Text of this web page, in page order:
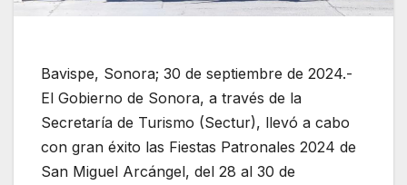
Bavispe, Sonora; 30 de septiembre de 2024.-
El Gobierno de Sonora, a través de la
Secretaría de Turismo (Sectur), llevó a cabo
con gran éxito las Fiestas Patronales 2024 de
San Miguel Arcángel, del 28 al 30 de